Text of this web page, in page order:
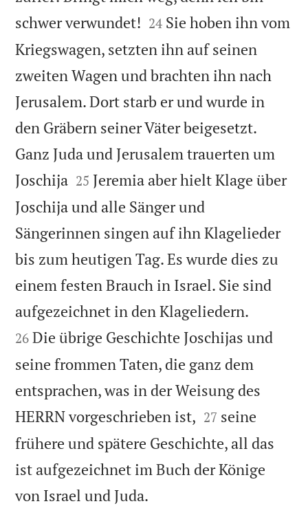
schwer verwundet! 

24 Sie hoben ihn vom
Kriegswagen, setzten ihn auf seinen
zweiten Wagen und brachten ihn nach
Jerusalem. Dort starb er und wurde in
den Gräbern seiner Väter beigesetzt.
Ganz Juda und Jerusalem trauerten um
Joschija 

25 Jeremia aber hielt Klage über
Joschija und alle Sänger und
Sängerinnen singen auf ihn Klagelieder
bis zum heutigen Tag. Es wurde dies zu
einem festen Brauch in Israel. Sie sind
aufgezeichnet in den Klageliedern.
26 Die übrige Geschichte Joschijas und
seine frommen Taten, die ganz dem
entsprachen, was in der Weisung des
HERRN vorgeschrieben ist, 

27 seine
frühere und spätere Geschichte, all das
ist aufgezeichnet im Buch der Könige
von Israel und Juda.